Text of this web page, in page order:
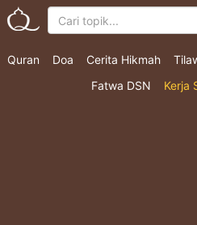
Quran Doa Cerita Hikmah
Fatwa DSN
Kerja